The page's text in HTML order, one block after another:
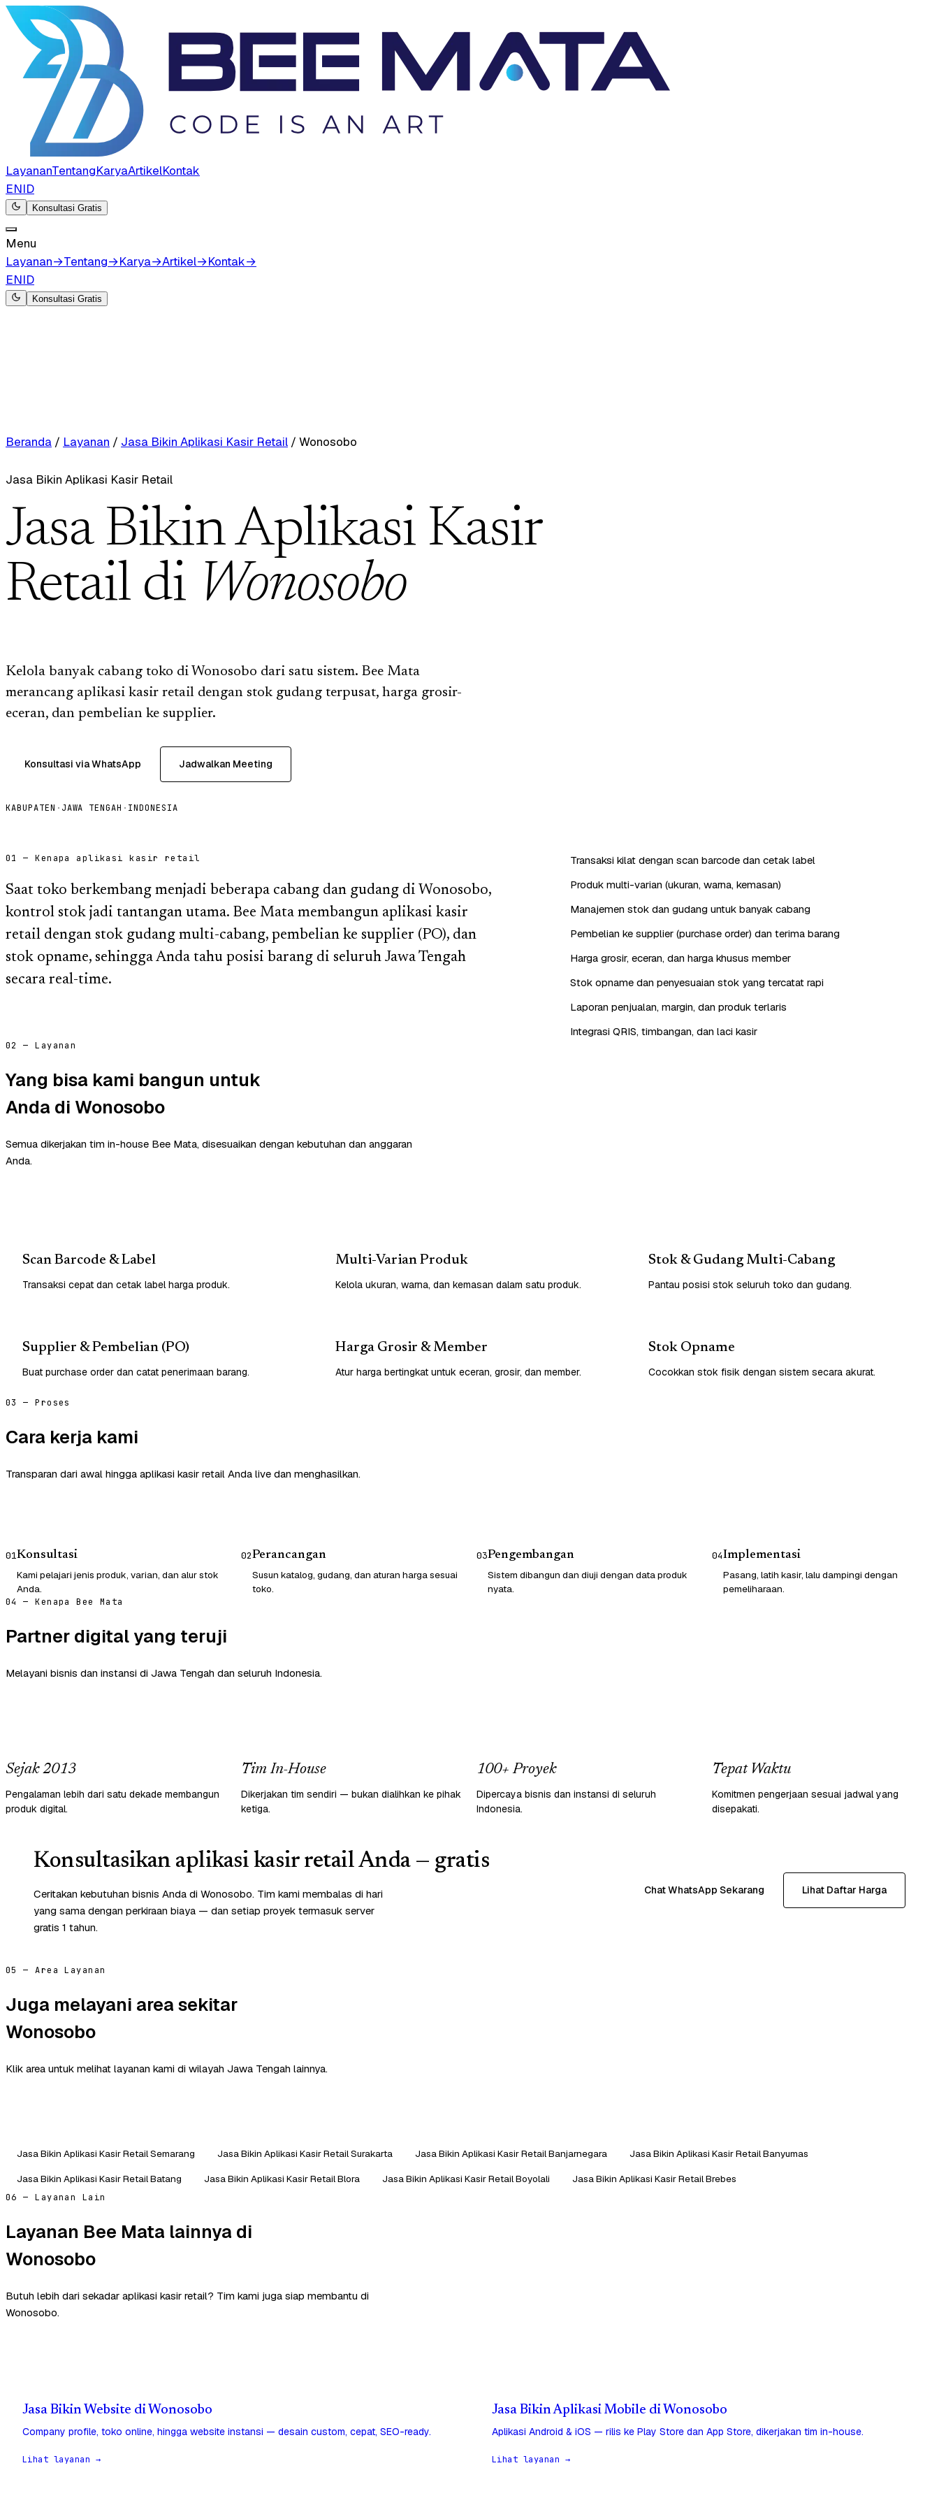
LayananTentangKaryaArtikelKontak
ENID
Konsultasi Gratis
Menu
Layanan→Tentang→Karya→Artikel→Kontak→
ENID
Konsultasi Gratis
Beranda / Layanan / Jasa Bikin Aplikasi Kasir Retail / Wonosobo
Jasa Bikin Aplikasi Kasir Retail
Jasa Bikin Aplikasi Kasir
Retail di Wonosobo
Kelola banyak cabang toko di Wonosobo dari satu sistem. Bee Mata
merancang aplikasi kasir retail dengan stok gudang terpusat, harga grosir-
eceran, dan pembelian ke supplier.
Konsultasi via WhatsApp Jadwalkan Meeting
KABUPATEN · JAWA TENGAH · INDONESIA
01 — Kenapa aplikasi kasir retail
Saat toko berkembang menjadi beberapa cabang dan gudang di Wonosobo,
kontrol stok jadi tantangan utama. Bee Mata membangun aplikasi kasir
retail dengan stok gudang multi-cabang, pembelian ke supplier (PO), dan
stok opname, sehingga Anda tahu posisi barang di seluruh Jawa Tengah
secara real-time.
Transaksi kilat dengan scan barcode dan cetak label
Produk multi-varian (ukuran, warna, kemasan)
Manajemen stok dan gudang untuk banyak cabang
Pembelian ke supplier (purchase order) dan terima barang
Harga grosir, eceran, dan harga khusus member
Stok opname dan penyesuaian stok yang tercatat rapi
Laporan penjualan, margin, dan produk terlaris
Integrasi QRIS, timbangan, dan laci kasir
02 — Layanan
Yang bisa kami bangun untuk
Anda di Wonosobo
Semua dikerjakan tim in-house Bee Mata, disesuaikan dengan kebutuhan dan anggaran
Anda.
Scan Barcode & Label
Transaksi cepat dan cetak label harga produk.
Multi-Varian Produk
Kelola ukuran, warna, dan kemasan dalam satu produk.
Stok & Gudang Multi-Cabang
Pantau posisi stok seluruh toko dan gudang.
Supplier & Pembelian (PO)
Buat purchase order dan catat penerimaan barang.
Harga Grosir & Member
Atur harga bertingkat untuk eceran, grosir, dan member.
Stok Opname
Cocokkan stok fisik dengan sistem secara akurat.
03 — Proses
Cara kerja kami
Transparan dari awal hingga aplikasi kasir retail Anda live dan menghasilkan.
01Konsultasi
Kami pelajari jenis produk, varian, dan alur stok
Anda.
02Perancangan
Susun katalog, gudang, dan aturan harga sesuai
toko.
03Pengembangan
Sistem dibangun dan diuji dengan data produk
nyata.
04Implementasi
Pasang, latih kasir, lalu dampingi dengan
pemeliharaan.
04 — Kenapa Bee Mata
Partner digital yang teruji
Melayani bisnis dan instansi di Jawa Tengah dan seluruh Indonesia.
Sejak 2013
Pengalaman lebih dari satu dekade membangun
produk digital.
Tim In-House
Dikerjakan tim sendiri — bukan dialihkan ke pihak
ketiga.
100+ Proyek
Dipercaya bisnis dan instansi di seluruh
Indonesia.
Tepat Waktu
Komitmen pengerjaan sesuai jadwal yang
disepakati.
Konsultasikan aplikasi kasir retail Anda — gratis
Ceritakan kebutuhan bisnis Anda di Wonosobo. Tim kami membalas di hari
yang sama dengan perkiraan biaya — dan setiap proyek termasuk server
gratis 1 tahun.
Chat WhatsApp Sekarang Lihat Daftar Harga
05 — Area Layanan
Juga melayani area sekitar
Wonosobo
Klik area untuk melihat layanan kami di wilayah Jawa Tengah lainnya.
Jasa Bikin Aplikasi Kasir Retail Semarang Jasa Bikin Aplikasi Kasir Retail Surakarta Jasa Bikin Aplikasi Kasir Retail Banjarnegara
Jasa Bikin Aplikasi Kasir Retail Banyumas
Jasa Bikin Aplikasi Kasir Retail Batang
Jasa Bikin Aplikasi Kasir Retail Blora Jasa Bikin Aplikasi Kasir Retail Boyolali Jasa Bikin Aplikasi Kasir Retail Brebes
06 — Layanan Lain
Layanan Bee Mata lainnya di
Wonosobo
Butuh lebih dari sekadar aplikasi kasir retail? Tim kami juga siap membantu di
Wonosobo.
Jasa Bikin Website di Wonosobo
Company profile, toko online, hingga website instansi — desain custom, cepat, SEO-ready.
Lihat layanan →
Jasa Bikin Aplikasi Mobile di Wonosobo
Aplikasi Android & iOS — rilis ke Play Store dan App Store, dikerjakan tim in-house.
Lihat layanan →